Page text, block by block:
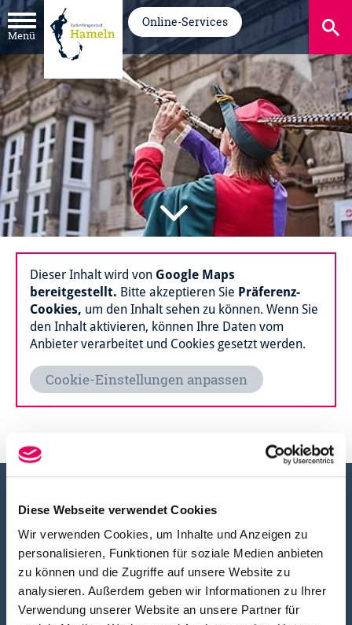
Diese Webseite verwendet Cookies
Wir verwenden Cookies, um Inhalte und Anzeigen zu
personalisieren, Funktionen für soziale Medien anbieten
zu können und die Zugriffe auf unsere Website zu
analysieren. Außerdem geben wir Informationen zu Ihrer
Verwendung unserer Website an unsere Partner für
Menü
Online-Services
Dieser Inhalt wird von Google Maps
bereitgestellt. Bitte akzeptieren Sie Präferenz-
Cookies, um den Inhalt sehen zu können. Wenn Sie
den Inhalt aktivieren, können Ihre Daten vom
Anbieter verarbeitet und Cookies gesetzt werden.
Cookie-Einstellungen anpassen
Newsletter
Hier können Sie sich zum Newsletter anmelden.
Newsletter abonnieren